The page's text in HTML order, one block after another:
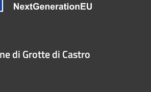
di Grotte di Castro